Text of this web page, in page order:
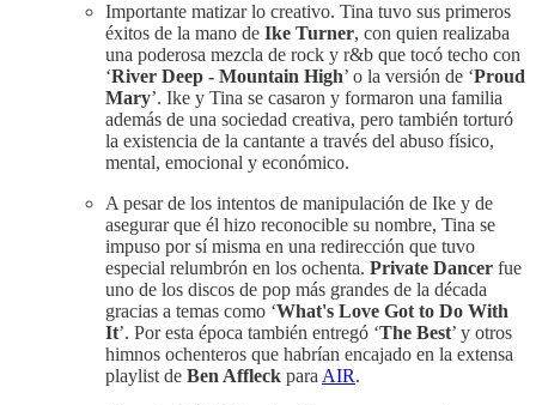
Importante matizar lo creativo. Tina tuvo sus primeros
éxitos de la mano de Ike Turner, con quien realizaba
una poderosa mezcla de rock y r&b que tocó techo con
‘River Deep - Mountain High’ o la versión de ‘Proud
Mary’. Ike y Tina se casaron y formaron una familia
además de una sociedad creativa, pero también torturó
la existencia de la cantante a través del abuso físico,
mental, emocional y económico.
A pesar de los intentos de manipulación de Ike y de
asegurar que él hizo reconocible su nombre, Tina se
impuso por sí misma en una redirección que tuvo
especial relumbrón en los ochenta. Private Dancer fue
uno de los discos de pop más grandes de la década
gracias a temas como ‘What's Love Got to Do With
It’. Por esta época también entregó ‘The Best’ y otros
himnos ochenteros que habrían encajado en la extensa
playlist de Ben Affleck para AIR.